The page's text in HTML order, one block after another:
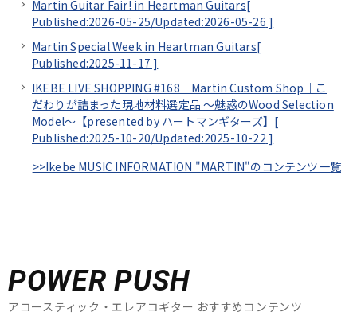
Martin Guitar Fair! in Heartman Guitars[
Published:2026-05-25/Updated:2026-05-26 ]
Martin Special Week in Heartman Guitars[
Published:2025-11-17 ]
IKEBE LIVE SHOPPING #168｜Martin Custom Shop｜こ
だわりが詰まった現地材料選定品 ～魅惑のWood Selection
Model～【presented by ハートマンギターズ】[
Published:2025-10-20/Updated:2025-10-22 ]
>>Ikebe MUSIC INFORMATION "MARTIN"のコンテンツ一覧
POWER PUSH
アコースティック・エレアコギター おすすめコンテンツ